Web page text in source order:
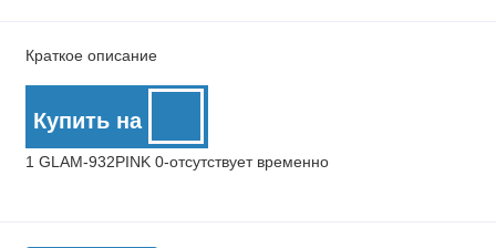
Краткое описание
Купить на
1 GLAM-932PINK 0-отсутствует временно